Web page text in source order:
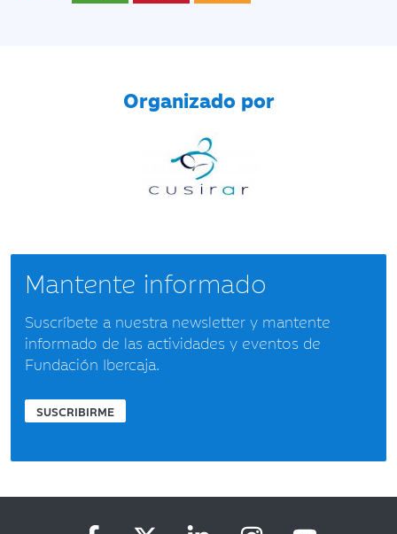
Organizado por
Mantente informado
Suscríbete a nuestra newsletter y mantente
informado de las actividades y eventos de
Fundación Ibercaja.
SUSCRIBIRME